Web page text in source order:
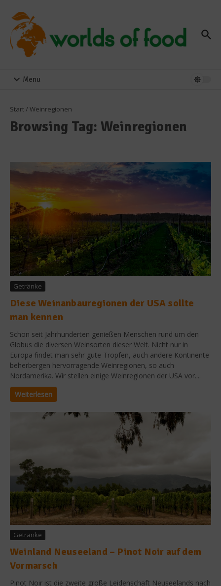
Menu
Start/ Weinregionen
Browsing Tag: Weinregionen
Getränke
Diese Weinanbauregionen der USA sollte
man kennen
Schon seit Jahrhunderten genießen Menschen rund um den
Globus die diversen Weinsorten dieser Welt. Nicht nur in
Europa findet man sehr gute Tropfen, auch andere Kontinente
beherbergen hervorragende Weinregionen, so auch
Nordamerika. Wir stellen einige Weinregionen der USA vor....
Weiterlesen
Getränke
Weinland Neuseeland – Pinot Noir auf dem
Vormarsch
Pinot Noir ist die zweite große Leidenschaft Neuseelands nach